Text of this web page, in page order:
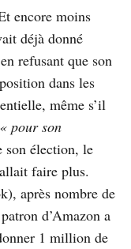
encore moins
déjà donné
en refusant que son
dans les
même s’il
« pour son
son élection, le
faire plus.
après nombre de
d’Amazon a
1 million de